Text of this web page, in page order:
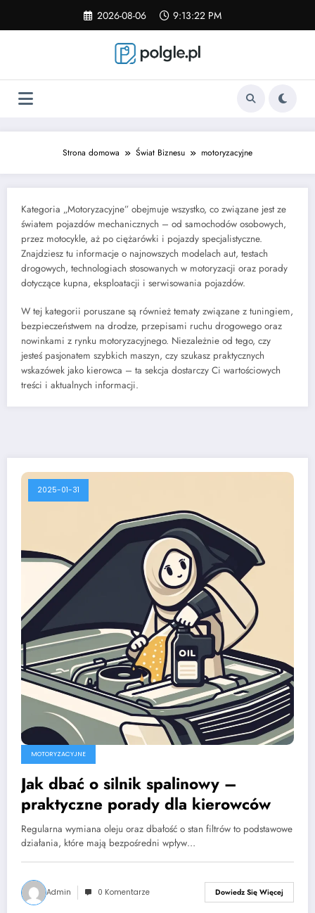
content
2026-08-06 9:13:22 PM
Strona domowa Świat Biznesu motoryzacyjne
Kategoria „Motoryzacyjne” obejmuje wszystko, co związane jest ze
światem pojazdów mechanicznych – od samochodów osobowych,
przez motocykle, aż po ciężarówki i pojazdy specjalistyczne.
Znajdziesz tu informacje o najnowszych modelach aut, testach
drogowych, technologiach stosowanych w motoryzacji oraz porady
dotyczące kupna, eksploatacji i serwisowania pojazdów.
W tej kategorii poruszane są również tematy związane z tuningiem,
bezpieczeństwem na drodze, przepisami ruchu drogowego oraz
nowinkami z rynku motoryzacyjnego. Niezależnie od tego, czy
jesteś pasjonatem szybkich maszyn, czy szukasz praktycznych
wskazówek jako kierowca – ta sekcja dostarczy Ci wartościowych
treści i aktualnych informacji.
2025-01-31
MOTORYZACYJNE
Jak dbać o silnik spalinowy –
praktyczne porady dla kierowców
Regularna wymiana oleju oraz dbałość o stan filtrów to podstawowe
działania, które mają bezpośredni wpływ…
Admin 0 Komentarze Dowiedz Się Więcej